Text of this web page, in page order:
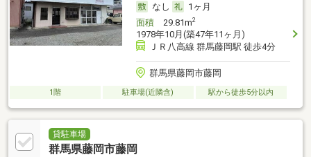
なし
1ヶ月
面積29.81m2
1978年10月(築47年11ヶ月)
ＪＲ八高線 群馬藤岡駅 徒歩4分
群馬県藤岡市藤岡
1階 駐車場(近隣含) 駅から徒歩5分以内
貸駐車場
群馬県藤岡市藤岡